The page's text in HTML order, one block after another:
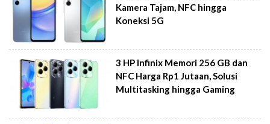
Kamera Tajam, NFC hingga
Koneksi 5G
3 HP Infinix Memori 256 GB dan
NFC Harga Rp1 Jutaan, Solusi
Multitasking hingga Gaming